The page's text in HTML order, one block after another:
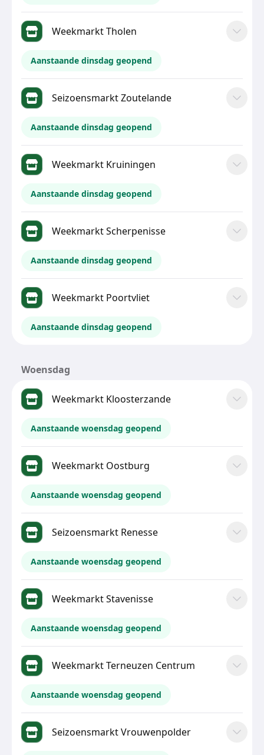
Weekmarkt Tholen
Aanstaande dinsdag geopend
Seizoensmarkt Zoutelande
Aanstaande dinsdag geopend
Weekmarkt Kruiningen
Aanstaande dinsdag geopend
Weekmarkt Scherpenisse
Aanstaande dinsdag geopend
Weekmarkt Poortvliet
Aanstaande dinsdag geopend
Woensdag
Weekmarkt Kloosterzande
Aanstaande woensdag geopend
Weekmarkt Oostburg
Aanstaande woensdag geopend
Seizoensmarkt Renesse
Aanstaande woensdag geopend
Weekmarkt Stavenisse
Aanstaande woensdag geopend
Weekmarkt Terneuzen Centrum
Aanstaande woensdag geopend
Seizoensmarkt Vrouwenpolder